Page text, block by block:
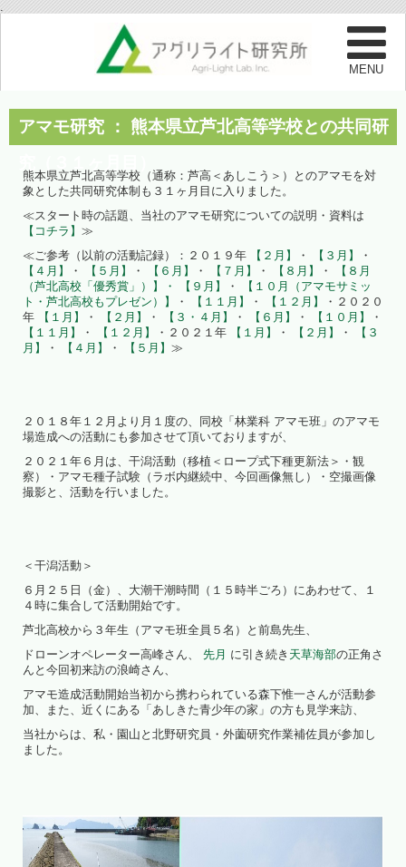
.
アマモ研究 ： 熊本県立芦北高等学校との共同研
熊本県立芦北高等学校（通称：芦高＜あしこう＞）とのアマモを対
象とした共同研究体制も３１ヶ月目に入りました。
≪スタート時の話題、当社のアマモ研究についての説明・資料は
【コチラ】 ≫
≪ご参考（以前の活動記録）：２０１９年 【２月】 ・ 【３月】
・
【４月】
・ 【５月】 ・ 【６月】 ・ 【７月】 ・ 【８月】 ・
【８月
（芦北高校「優秀賞」）】・
【９月】 ・
【１０月（アマモサミッ
ト・芦北高校もプレゼン）】
・ 【１１月】 ・ 【１２月】
・２０２０
年 【１月】 ・ 【２月】 ・ 【３・４月】 ・ 【６月】 ・ 【１０月】
・
【１１月】
・ 【１２月】 ・２０２１年 【１月】 ・ 【２月】 ・
【３
月】
・ 【４月】 ・ 【５月】 ≫
２０１８年１２月より月１度の、同校「林業科 アマモ班」のアマモ
場造成への活動にも参加させて頂いておりますが、
２０２１年６月は、干潟活動（移植＜ロープ式下種更新法＞・観
察）・アマモ種子試験（ラボ内継続中、今回画像無し）・空撮画像
撮影と、活動を行いました。
＜干潟活動＞
６月２５日（金）、大潮干潮時間（１５時半ごろ）にあわせて、１
４時に集合して活動開始です。
芦北高校から３年生（アマモ班全員５名）と前島先生、
ドローンオペレーター高峰さん、
先月 に引き続き 天草海部の正角さ
んと今回初来訪の浪崎さん、
アマモ造成活動開始当初から携わられている森下惟一さんが活動参
加、また、近くにある「あしきた青少年の家」の方も見学来訪、
当社からは、私・園山と北野研究員・外薗研究作業補佐員が参加し
ました。